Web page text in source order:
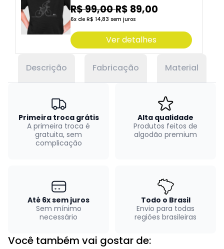
"Foca e vai"
R$ 99,00R$ 89,00
6x de R$ 14,83 sem juros
Ver detalhes
Descrição Fabricação Material
Primeira troca grátis
A primeira troca é
gratuita, sem
complicação
Alta qualidade
Produtos feitos de
algodão premium
Até 6x sem juros
Sem mínimo
necessário
Todo o Brasil
Envio para todas
regiões brasileiras
Você também vai gostar de: